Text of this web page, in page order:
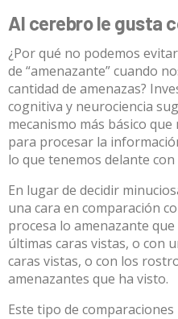
Al cerebro le gusta
¿Por qué no podemos
de “amenazante” cuando
cantidad de amenazas?
cognitiva y neurociencia
mecanismo más básico
para procesar la
lo que tenemos delante
En lugar de decidir
una cara en comparación
procesa lo amenazante que
últimas caras vistas, o con
caras vistas, o con los
amenazantes que ha visto.
Este tipo de